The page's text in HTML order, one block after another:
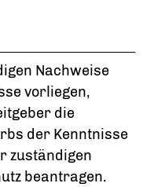
Nachweise
vorliegen,
die
der Kenntnisse
zuständigen
beantragen.